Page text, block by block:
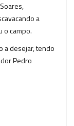
a
o campo.
a desejar, tendo
Pedro